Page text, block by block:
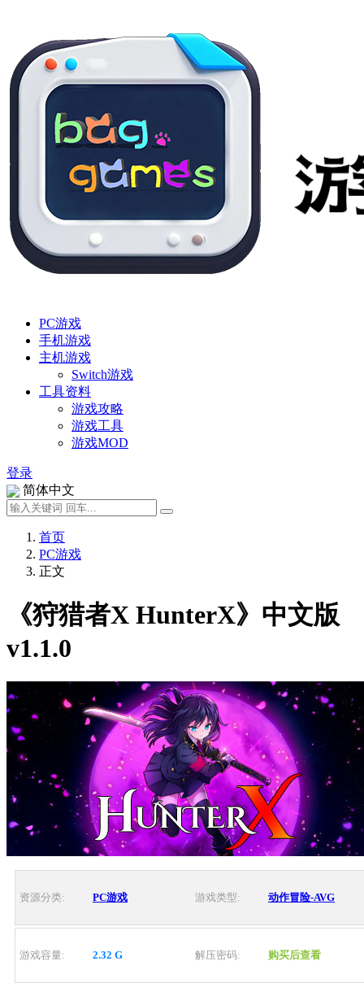
PC游戏
手机游戏
主机游戏
Switch游戏
工具资料
游戏攻略
游戏工具
游戏MOD
登录
简体中文
首页
PC游戏
正文
《狩猎者X HunterX》中文版
v1.1.0
资源分类: PC游戏 游戏类型: 动作冒险-AVG
游戏容量: 2.32 G 解压密码: 购买后查看